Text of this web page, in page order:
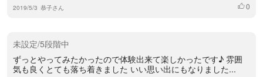
2019/5/3 恭子さん いいね
0
未設定/5段階中
ずっとやってみたかったので体験出来て楽しかったです♪ 雰囲
気も良くとても落ち着きました いい思い出にもなりました...